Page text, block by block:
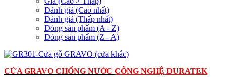
Đánh giá (Cao nhất)
Đánh giá (Thấp nhất)
Dòng sản phẩm (A - Z)
Dòng sản phẩm (Z - A)
CỬA GRAVO CHỐNG NƯỚC CÔNG NGHỆ DURATEK